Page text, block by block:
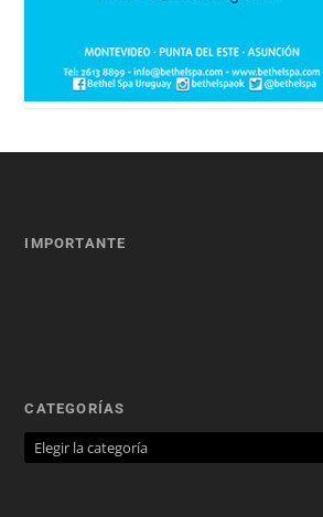
IMPORTANTE
CATEGORÍAS